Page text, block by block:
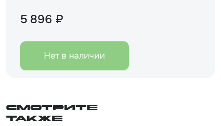
5 896 ₽
Нет в наличии
Смотрите
также